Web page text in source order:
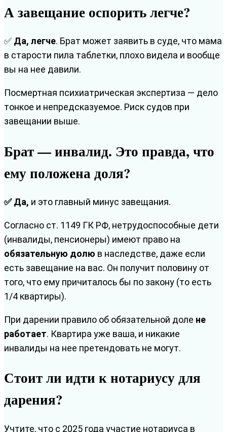
А завещание оспорить легче?
✅ Да, легче. Брат может заявить в суде, что мама
в старости пила таблетки, плохо видела и вообще
вы на нее давили.
Посмертная психиатрическая экспертиза — дело
тонкое и непредсказуемое. Риск судов при
завещании выше.
Брат — инвалид. Это правда, что
ему положена доля?
✅ Да, и это главный минус завещания.
Согласно ст. 1149 ГК РФ, нетрудоспособные дети
(инвалиды, пенсионеры) имеют право на
обязательную долю в наследстве, даже если
есть завещание на вас. Он получит половину от
того, что ему причиталось бы по закону (то есть
1/4 квартиры).
При дарении правило об обязательной доле не
работает. Квартира уже ваша, и никакие
инвалиды на нее претендовать не могут.
Стоит ли идти к нотариусу для
дарения?
Учтите, что с 2025 года участие нотариуса в